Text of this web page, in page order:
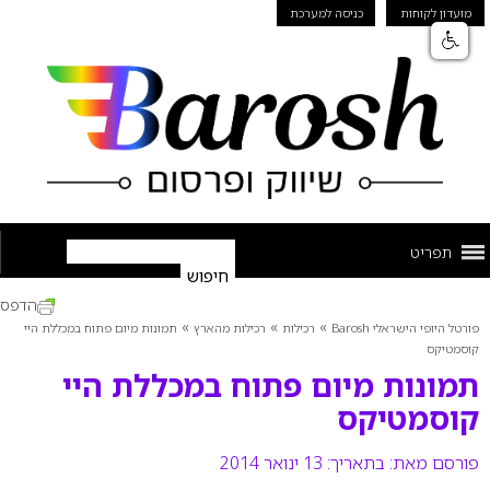
מועדון לקוחות כניסה למערכת
תפריט
פורטל היופי הישראלי Barosh » רכילות » רכילות מהארץ » תמונות מיום פתוח במכללת היי
קוסמטיקס
תמונות מיום פתוח במכללת היי
קוסמטיקס
פורסם מאת: בתאריך: 13 ינואר 2014
הדפס